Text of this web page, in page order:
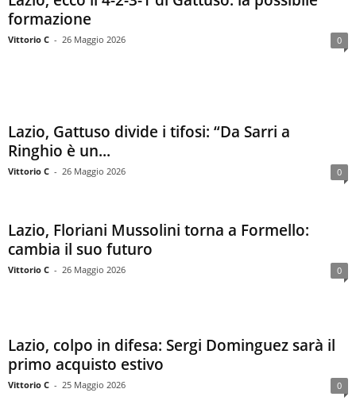
formazione
Vittorio C - 26 Maggio 2026 0
Lazio, Gattuso divide i tifosi: “Da Sarri a
Ringhio è un...
Vittorio C - 26 Maggio 2026 0
Lazio, Floriani Mussolini torna a Formello:
cambia il suo futuro
Vittorio C - 26 Maggio 2026 0
Lazio, colpo in difesa: Sergi Dominguez sarà il
primo acquisto estivo
Vittorio C - 25 Maggio 2026 0